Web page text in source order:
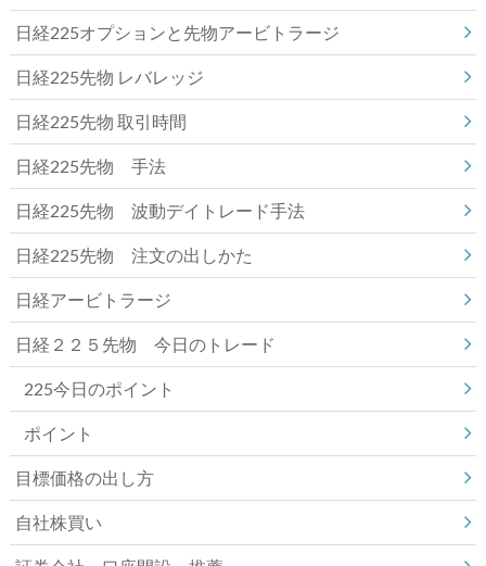
日経225オプションと先物アービトラージ
日経225先物 レバレッジ
日経225先物 取引時間
日経225先物 手法
日経225先物 波動デイトレード手法
日経225先物 注文の出しかた
日経アービトラージ
日経２２５先物 今日のトレード
225今日のポイント
ポイント
目標価格の出し方
自社株買い